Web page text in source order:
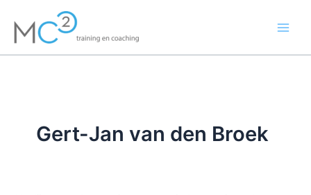
naar
inhoud
Gert-Jan van den Broek
naar: